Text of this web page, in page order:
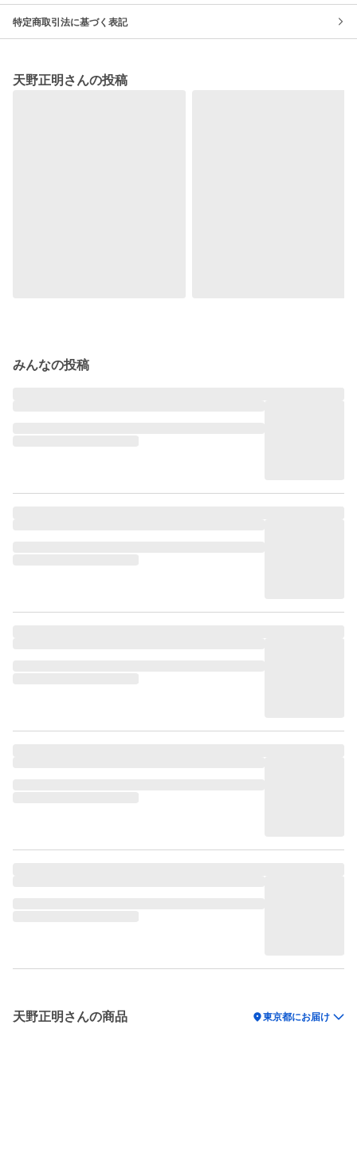
特定商取引法に基づく表記
天野正明さんの投稿
みんなの投稿
天野正明さんの商品 location_on東京都にお届け